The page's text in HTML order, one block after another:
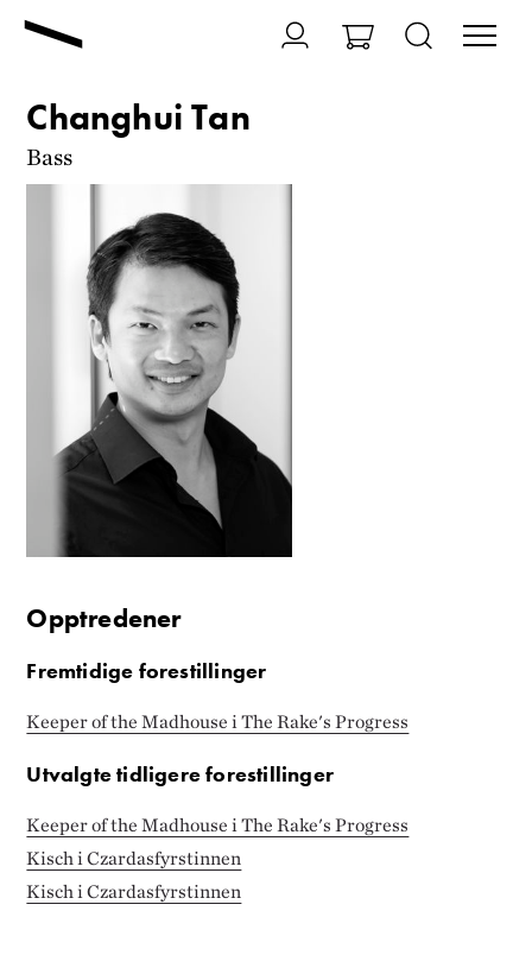
Changhui Tan
Bass
Opptredener
Fremtidige forestillinger
Keeper of the Madhouse i The Rake's Progress
Utvalgte tidligere forestillinger
Keeper of the Madhouse i The Rake's Progress
Kisch i Czardasfyrstinnen
Kisch i Czardasfyrstinnen